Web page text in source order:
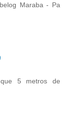
Maraba - Pa
5 metros de